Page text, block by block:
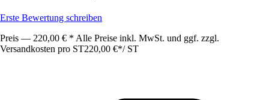
Erste Bewertung schreiben
Preis — 220,00 € * Alle Preise inkl. MwSt. und ggf. zzgl.
Versandkosten pro ST220,00 €*/ ST